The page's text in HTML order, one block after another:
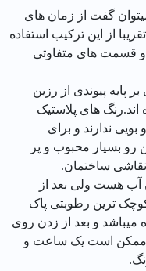
گفت از زمان های
از این ترکیب استفاده
و قسمت های متفاوتی
پایه پیوندی از رزین
های پلاستیک
ندارند و برای
رو بسیار محبوب و پر
ساختمان.
آب هست ولی بعد از
ترین رطوبتی پاک
میباشد و بعد از زدن روی
ممکن است یک ساعت و